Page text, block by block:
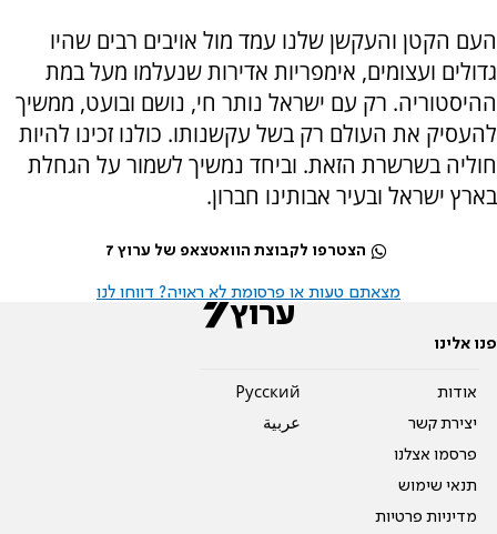
העם הקטן והעקשן שלנו עמד מול אויבים רבים שהיו
גדולים ועצומים, אימפריות אדירות שנעלמו מעל במת
ההיסטוריה. רק עם ישראל נותר חי, נושם ובועט, ממשיך
להעסיק את העולם רק בשל עקשנותו. כולנו זכינו להיות
חוליה בשרשרת הזאת. וביחד נמשיך לשמור על הגחלת
בארץ ישראל ובעיר אבותינו חברון.
הצטרפו לקבוצת הוואטצאפ של ערוץ 7
מצאתם טעות או פרסומת לא ראויה? דווחו לנו
פנו אלינו
אודות
יצירת קשר
פרסמו אצלנו
תנאי שימוש
מדיניות פרטיות
Pусский
عربية